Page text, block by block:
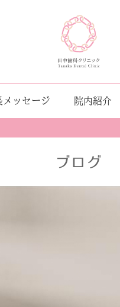
メッセージ 院内紹介